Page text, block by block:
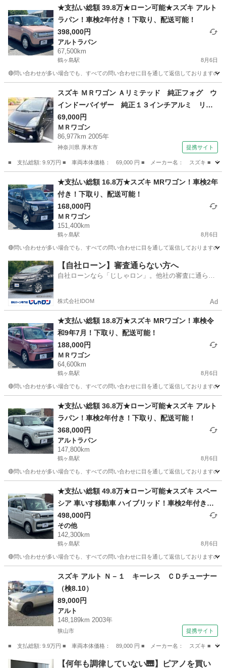
鶴ヶ島駅 Kei 車両
★支払い総額 39.8万★ローン可能★スズキ アルト
ラパン！車検2年付き！下取り、配送可能！
398,000円
アルトラパン
67,500km
鶴ヶ島駅 8月6日
🔴問い合わせが多い場合でも、すべての問い合わせに目を通して返信しております
鶴ヶ島駅 アルトラパン
スズキ ＭＲワゴン Ａリミテッド 純正フォグ ウ
インドーバイザー 純正１３インチアルミ リア
スポイラー クロームドアハンドル パイオニア
ＣＤデッキ ＵＳＢ エアコン 電動格納ミラ
ー グレーインテリア アームレスト 天面クリ
69,000円
ＭＲワゴン
86,977km 2005年
神奈川県 厚木市 提携サイト
■ 支払総額: 9.9万円 ■ 車両本体価格： 69,000 円 ■ メーカー名： スズキ ■ 車
ＭＲワゴン
★支払い総額 16.8万★スズキ MRワゴン！車検2年
付き！下取り、配送可能！
168,000円
ＭＲワゴン
151,400km
鶴ヶ島駅 8月6日
🔴問い合わせが多い場合でも、すべての問い合わせに目を通して返信しております
埼玉 川越市 鶴ヶ島駅 ＭＲワゴン 車両
【自社ローン】審査通らない方へ
自社ローンなら「じしゃロン」。他社の審査に通らな
株式会社IDOM Ad
★支払い総額 18.8万★スズキ MRワゴン！車検令
和9年7月！下取り、配送可能！
188,000円
ＭＲワゴン
64,600km
鶴ヶ島駅 8月6日
🔴問い合わせが多い場合でも、すべての問い合わせに目を通して返信しております
鶴ヶ島駅 ＭＲワゴン
★支払い総額 36.8万★ローン可能★スズキ アルト
ラパン！車検2年付き！下取り、配送可能！
368,000円
アルトラパン
147,800km
鶴ヶ島駅 8月6日
🔴問い合わせが多い場合でも、すべての問い合わせに目を通して返信しております
鶴ヶ島駅 アルトラパン 車両
★支払い総額 49.8万★ローン可能★スズキ スペー
シア 車いす移動車 ハイブリッド！車検2年付き！
下取り、配送可能！
498,000円
その他
142,300km
鶴ヶ島駅 8月6日
🔴問い合わせが多い場合でも、すべての問い合わせに目を通して返信しております
鶴ヶ島駅 その他 車両
スズキ アルト Ｎ－１ キーレス ＣＤチューナー
（検8.10）
89,000円
アルト
148,189km 2003年
狭山市 提携サイト
■ 支払総額: 9.9万円 ■ 車両本体価格： 89,000 円 ■ メーカー名： スズキ ■
埼玉 狭山市 アルト
【何年も調律していない🎹】ピアノを買い